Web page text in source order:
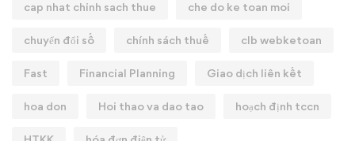
cap nhat chinh sach thue che do ke toan moi
chuyển đổi số chính sách thuế clb webketoan
Fast Financial Planning Giao dịch liên kết
hoa don Hoi thao va dao tao hoạch định tccn